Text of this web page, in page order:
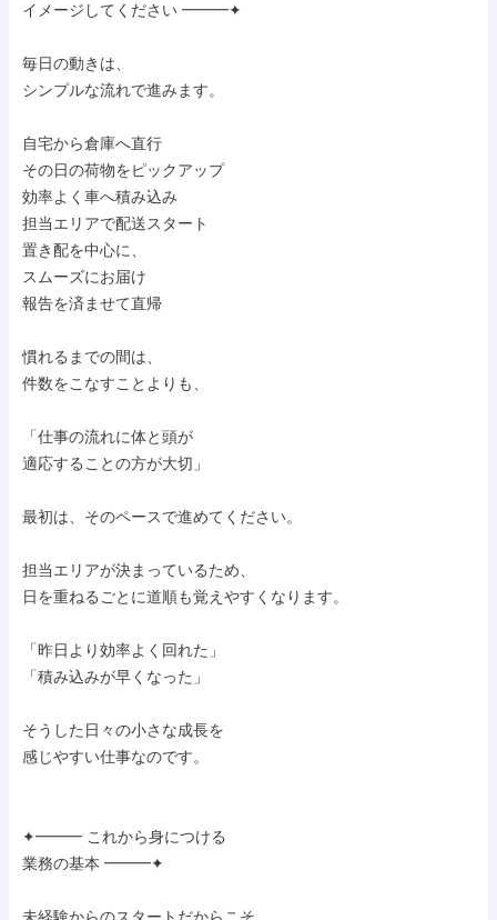
イメージしてください ━━━✦
毎日の動きは、
シンプルな流れで進みます。
自宅から倉庫へ直行
その日の荷物をピックアップ
効率よく車へ積み込み
担当エリアで配送スタート
置き配を中心に、
スムーズにお届け
報告を済ませて直帰
慣れるまでの間は、
件数をこなすことよりも、
「仕事の流れに体と頭が
適応することの方が大切」
最初は、そのペースで進めてください。
担当エリアが決まっているため、
日を重ねるごとに道順も覚えやすくなります。
「昨日より効率よく回れた」
「積み込みが早くなった」
そうした日々の小さな成長を
感じやすい仕事なのです。
✦━━━ これから身につける
業務の基本 ━━━✦